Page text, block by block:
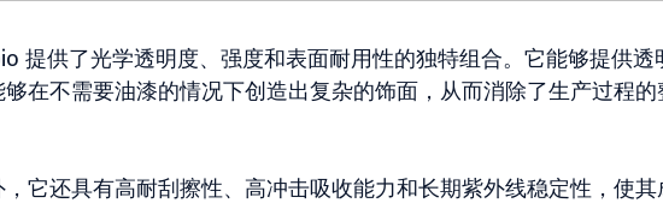
提供了光学透明度、强度和表面耐用性的独特组合。它能够提供透
在不需要油漆的情况下创造出复杂的饰面，从而消除了生产过程的
它还具有高耐刮擦性、高冲击吸收能力和长期紫外线稳定性，使其